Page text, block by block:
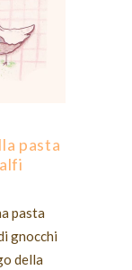
pasta
pasta
gnocchi
della